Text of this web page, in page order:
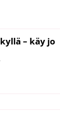
– käy jo